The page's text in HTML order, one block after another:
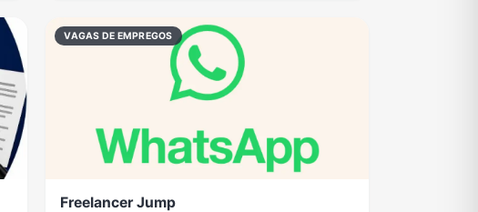
VAGAS DE EMPREGOS
Freelancer Jump